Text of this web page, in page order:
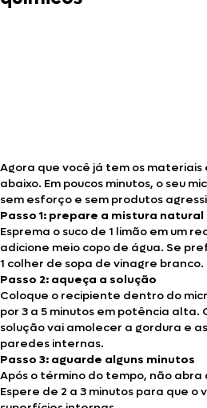
Agora que você já tem os materiais
abaixo. Em poucos minutos, o seu
sem esforço e sem produtos
Passo 1: prepare a mistura natural
Esprema o suco de 1 limão em um
adicione meio copo de água. Se
1 colher de sopa de vinagre branco.
Passo 2: aqueça a solução
Coloque o recipiente dentro do
por 3 a 5 minutos em potência alta.
solução vai amolecer a gordura e
paredes internas.
Passo 3: aguarde alguns minutos
Após o término do tempo, não
Espere de 2 a 3 minutos para que